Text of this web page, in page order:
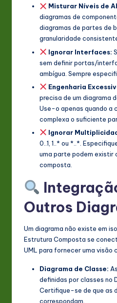
Misturar Níveis de
diagramas de
diagramas de partes de
granularidade
Ignorar Interfaces:
sem definir portas/
ambígua. Sempre
Engenharia
precisa de um diagrama
Use-o apenas quando a
complexa o suficiente
Ignorar
0..1, 1..* ou *..*.
uma parte podem existir
composta.
Outros
Um diagrama não existe em
Estrutura Composta se
UML para fornecer uma visão
Diagrama de Classe:
definidas por classes no
Certifique-se de que as
correspondam.